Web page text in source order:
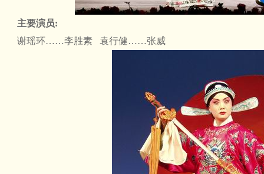
主要演员:
谢瑶环……李胜素 袁行健……张威